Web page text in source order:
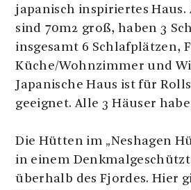
japanisch inspiriertes Haus.
sind 70m2 groß, haben 3
insgesamt 6 Schlafplätzen,
Küche/Wohnzimmer und
Japanische Haus ist für
geeignet. Alle 3 Häuser
Die Hütten im „Neshagen
in einem
überhalb des Fjordes. Hier